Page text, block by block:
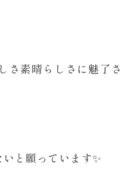
さ素晴らしさに魅了さ
と願っています✨